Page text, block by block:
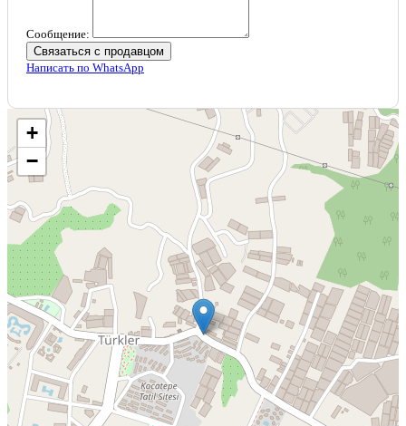
Сообщение:
Связаться с продавцом
Написать по WhatsApp
+
−